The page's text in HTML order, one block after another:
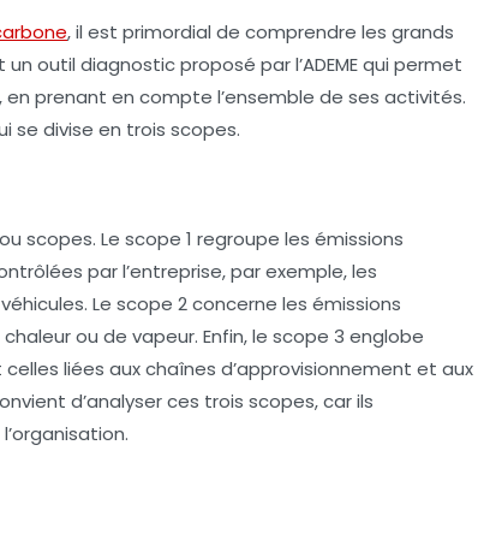
, il est primordial de comprendre les grands
un outil diagnostic proposé par l’ADEME qui permet
en prenant en compte l’ensemble de ses activités.
se divise en trois scopes.
scopes. Le scope 1 regroupe les émissions
par l’entreprise, par exemple, les
Le scope 2concerne les émissions
ou de vapeur. Enfin, le scope 3 englobe
liées aux chaînes d’approvisionnement et aux
d’analyser ces trois scopes, car ils